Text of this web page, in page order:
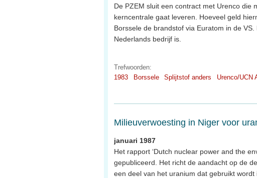
De PZEM sluit een contract met Urenco die
kerncentrale gaat leveren. Hoeveel geld
Borssele de brandstof via Euratom in de
Nederlands bedrijf is.
Trefwoorden:
1983
Borssele Splijtstof anders Urenco/UCN
Milieuverwoesting in Niger voor
januari 1987
Het rapport ‘Dutch nuclear power and the
gepubliceerd. Het richt de aandacht op de
een deel van het uranium dat gebruikt